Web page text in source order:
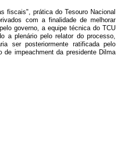
fiscais", prática do Tesouro Nacional
com a finalidade de melhorar
governo, a equipe técnica do TCU
a plenário pelo relator do processo,
ser posteriormente ratificada pelo
de impeachment da presidente Dilma